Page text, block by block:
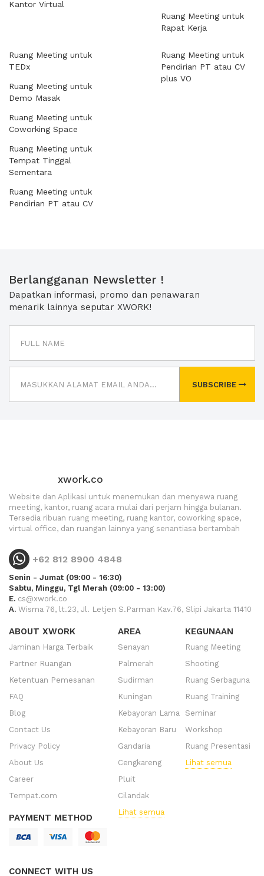
Kantor Virtual
Ruang Meeting untuk
Rapat Kerja
Ruang Meeting untuk
TEDx
Ruang Meeting untuk
Demo Masak
Ruang Meeting untuk
Coworking Space
Ruang Meeting untuk
Tempat Tinggal
Sementara
Ruang Meeting untuk
Pendirian PT atau CV
Ruang Meeting untuk
Pendirian PT atau CV
plus VO
Berlangganan Newsletter !
Dapatkan informasi, promo dan penawaran
menarik lainnya seputar XWORK!
SUBSCRIBE
xwork.co
Website dan Aplikasi untuk menemukan dan menyewa ruang
meeting, kantor, ruang acara mulai dari perjam hingga bulanan.
Tersedia ribuan ruang meeting, ruang kantor, coworking space,
virtual office, dan ruangan lainnya yang senantiasa bertambah
+62 812 8900 4848
Senin - Jumat (09:00 - 16:30)
Sabtu, Minggu, Tgl Merah (09:00 - 13:00)
E. cs@xwork.co
A. Wisma 76, lt.23, Jl. Letjen S.Parman Kav.76, Slipi Jakarta 11410
ABOUT XWORK
Jaminan Harga Terbaik
Partner Ruangan
Ketentuan Pemesanan
FAQ
Blog
Contact Us
Privacy Policy
About Us
Career
Tempat.com
PAYMENT METHOD
CONNECT WITH US
AREA
Senayan
Palmerah
Sudirman
Kuningan
Kebayoran Lama
Kebayoran Baru
Gandaria
Cengkareng
Pluit
Cilandak
Lihat semua
KEGUNAAN
Ruang Meeting
Shooting
Ruang Serbaguna
Ruang Training
Seminar
Workshop
Ruang Presentasi
Lihat semua